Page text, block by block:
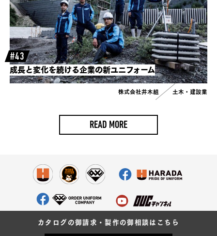
#43
成長と変化を続ける企業の新ユニフォーム
株式会社井木組 土木・建設業
READ MORE
カタログの御請求・製作の御相談はこちら